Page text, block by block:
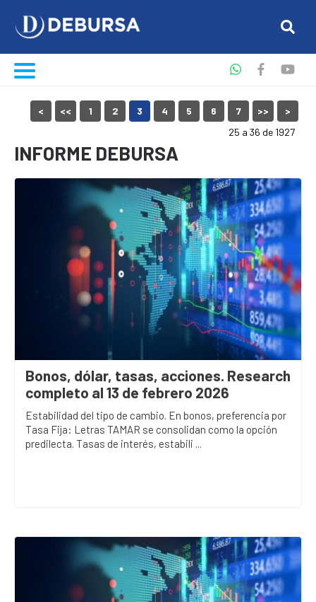
< << 1 2 3 4 5 6 7 >>
>
25 a 36 de 1927
INFORME DEBURSA
Bonos, dólar, tasas, acciones. Research
completo al 13 de febrero 2026
Estabilidad del tipo de cambio. En bonos, preferencia por
Tasa Fija: Letras TAMAR se consolidan como la opción
predilecta. Tasas de interés, estabili ...